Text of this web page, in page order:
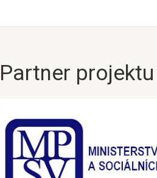
Partner projektu